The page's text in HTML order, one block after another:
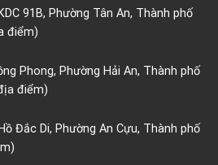
91B, Phường Tân An, Thành phố
điểm)
Phong, Phường Hải An, Thành phố
điểm)
Đắc Di, Phường An Cựu, Thành phố